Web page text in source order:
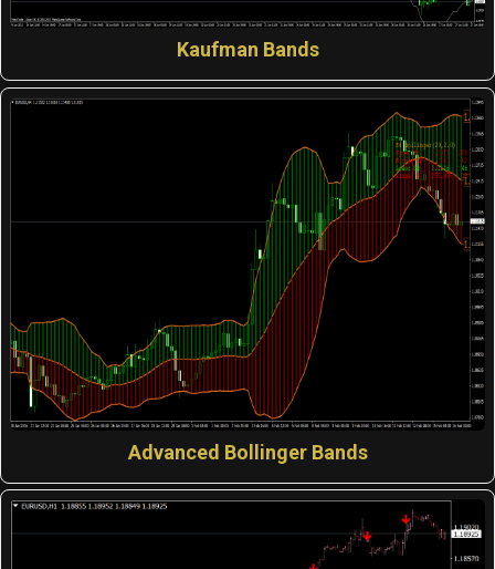
Kaufman Bands
Advanced Bollinger Bands